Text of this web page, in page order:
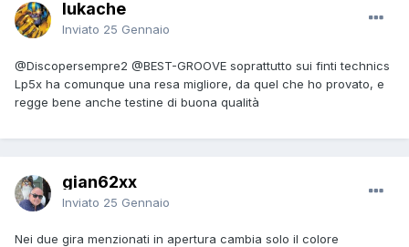
lukache
Inviato 25 Gennaio
@Discopersempre2 @BEST-GROOVE soprattutto sui finti technics
Lp5x ha comunque una resa migliore, da quel che ho provato, e
regge bene anche testine di buona qualità
gian62xx
Inviato 25 Gennaio
Nei due gira menzionati in apertura cambia solo il colore